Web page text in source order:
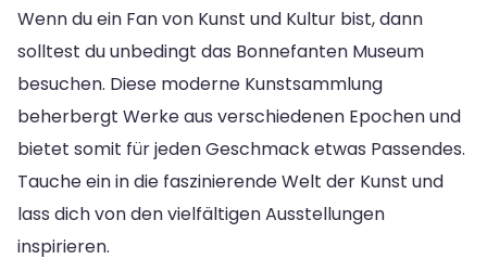
Wenn du ein Fan von Kunst und Kultur bist, dann
solltest du unbedingt das Bonnefanten Museum
besuchen. Diese moderne Kunstsammlung
beherbergt Werke aus verschiedenen Epochen und
bietet somit für jeden Geschmack etwas Passendes.
Tauche ein in die faszinierende Welt der Kunst und
lass dich von den vielfältigen Ausstellungen
inspirieren.